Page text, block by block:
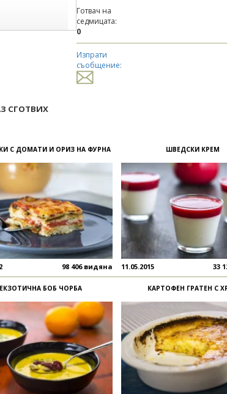
с норвежка
Готвач на
седмицата:
0
Изпрати
съобщение:
СГОТВИХ
С ДОМАТИ И ОРИЗ НА ФУРНА
98 406 видяна
ШВЕДСКИ КРЕМ
11.05.2015 33
ЕКЗОТИЧНА БОБ ЧОРБА КАРТОФЕН ГРАТЕН С